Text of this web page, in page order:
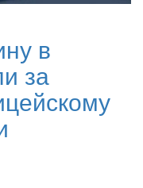
в
за